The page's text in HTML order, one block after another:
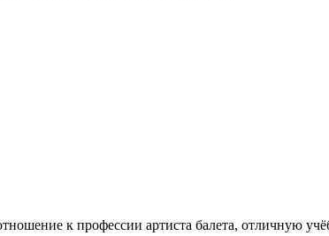
к профессии артиста балета, отличную